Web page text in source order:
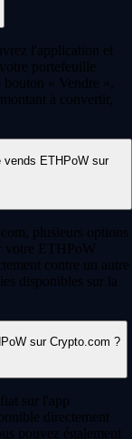
l'application et
portefeuille
« Vendre ».
à convertir,
ETHPoW sur
plusieurs options
votre ETHPoW
contre un autre
disponibles sur la
sur Crypto.com ?
sur l'app
directement
pouvez également